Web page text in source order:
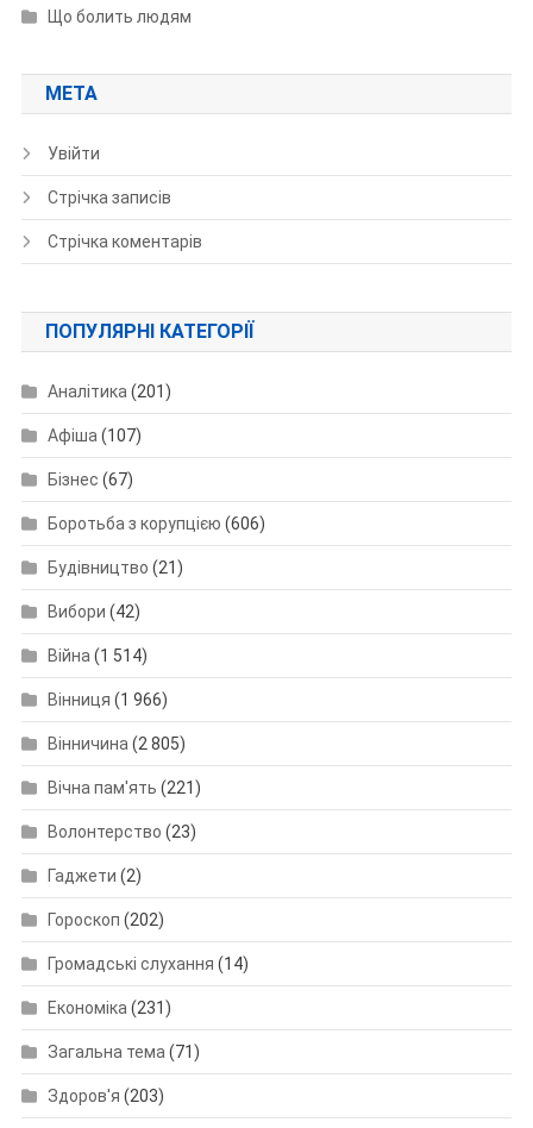
Що болить людям
МЕТА
Увійти
Стрічка записів
Стрічка коментарів
ПОПУЛЯРНІ КАТЕГОРІЇ
Аналітика (201)
Афіша (107)
Бізнес (67)
Боротьба з корупцією (606)
Будівництво (21)
Вибори (42)
Війна (1 514)
Вінниця (1 966)
Вінничина (2 805)
Вічна пам'ять (221)
Волонтерство (23)
Гаджети (2)
Гороскоп (202)
Громадські слухання (14)
Економіка (231)
Загальна тема (71)
Здоров'я (203)